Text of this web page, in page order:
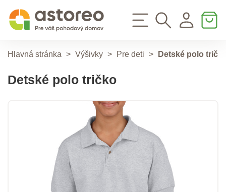
Hlavná stránka > Výšivky > Pre deti > Detské polo
Detské polo tričko